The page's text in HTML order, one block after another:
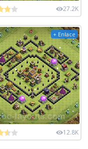
27.2K
+ Enlace
12.8K